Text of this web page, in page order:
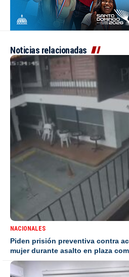
Noticias relacionadas
NACIONALES
Piden prisión preventiva contra
mujer durante asalto en plaza